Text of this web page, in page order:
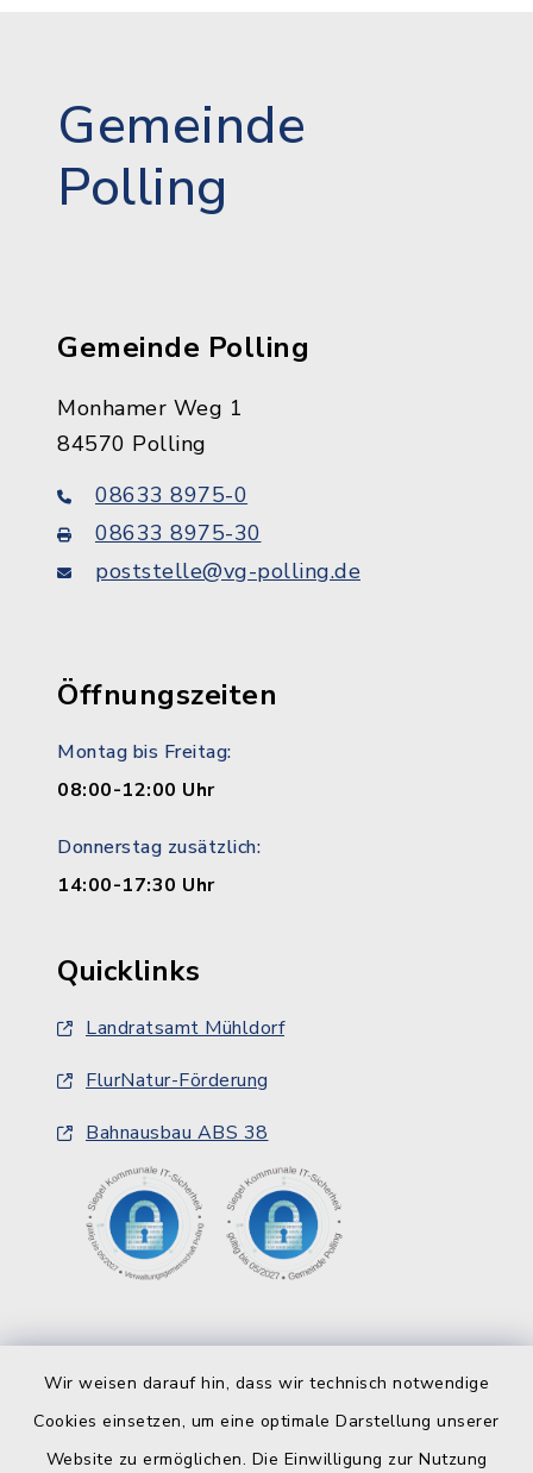
Wir weisen darauf hin, dass wir technisch notwendige
Cookies einsetzen, um eine optimale Darstellung unserer
Website zu ermöglichen. Die Einwilligung zur Nutzung
Gemeinde
Polling
Gemeinde Polling
Monhamer Weg 1
84570 Polling
08633 8975-0
08633 8975-30
poststelle@vg-polling.de
Öffnungszeiten
Montag bis Freitag:
08:00-12:00 Uhr
Donnerstag zusätzlich:
14:00-17:30 Uhr
Quicklinks
Landratsamt Mühldorf
FlurNatur-Förderung
Bahnausbau ABS 38